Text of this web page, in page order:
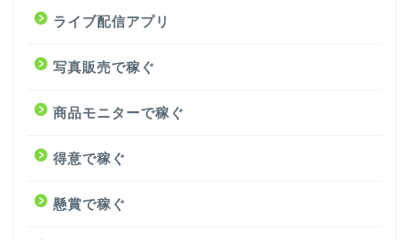
ライブ配信アプリ
写真販売で稼ぐ
商品モニターで稼ぐ
得意で稼ぐ
懸賞で稼ぐ